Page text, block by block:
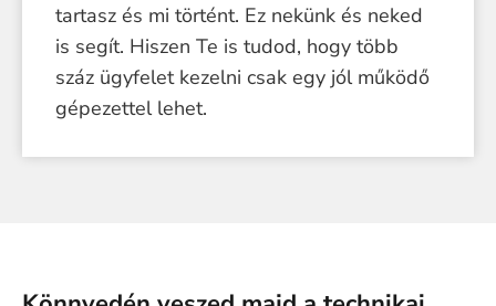
tartasz és mi történt. Ez nekünk és neked
is segít. Hiszen Te is tudod, hogy több
száz ügyfelet kezelni csak egy jól működő
gépezettel lehet.